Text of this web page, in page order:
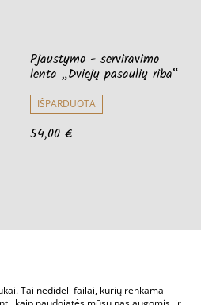
Pjaustymo - serviravimo
lenta „Dviejų pasaulių riba“
IŠPARDUOTA
54,00 €
Pirkimo sąlygos
Slapukų politika
Tai nedideli failai, kurių renkama